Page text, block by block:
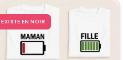
EXISTE EN NOIR